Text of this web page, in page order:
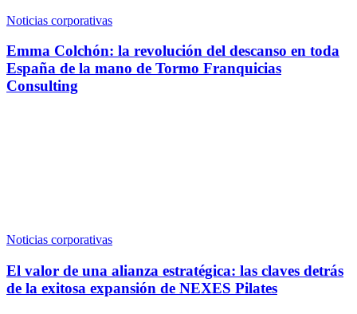
Noticias corporativas
Emma Colchón: la revolución del descanso en toda
España de la mano de Tormo Franquicias
Consulting
Noticias corporativas
El valor de una alianza estratégica: las claves detrás
de la exitosa expansión de NEXES Pilates